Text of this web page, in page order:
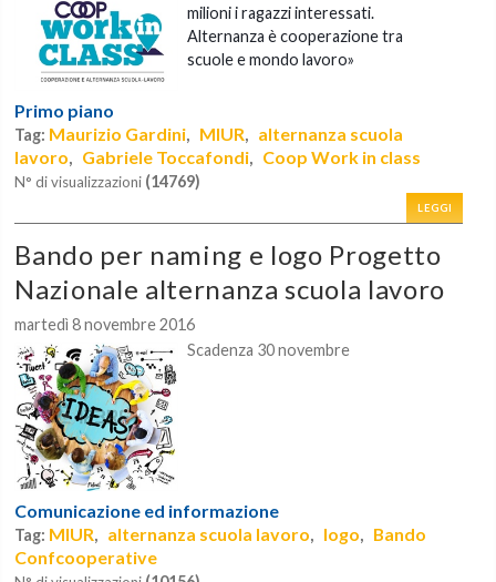
milioni i ragazzi interessati.
Alternanza è cooperazione tra
scuole e mondo lavoro»
Primo piano
Tag: Maurizio Gardini, MIUR, alternanza scuola
lavoro, Gabriele Toccafondi, Coop Work in class
N° di visualizzazioni (14769)
LEGGI
Bando per naming e logo Progetto
Nazionale alternanza scuola lavoro
martedì 8 novembre 2016
Scadenza 30 novembre
Comunicazione ed informazione
Tag: MIUR, alternanza scuola lavoro, logo, Bando
Confcooperative